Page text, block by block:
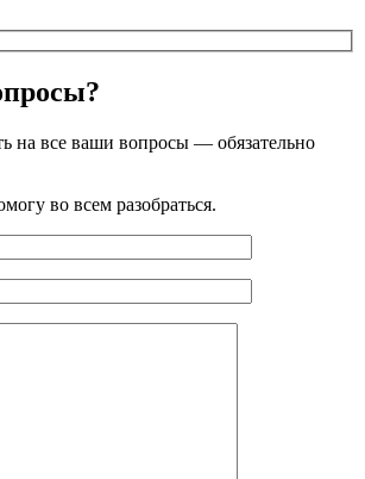
на все ваши вопросы — обязательно
во всем разобраться.